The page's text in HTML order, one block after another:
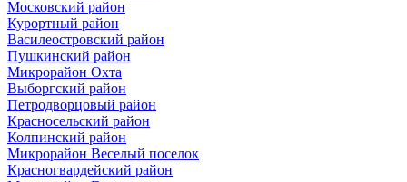
Московский район
Курортный район
Василеостровский район
Пушкинский район
Микрорайон Охта
Выборгский район
Петродворцовый район
Красносельский район
Колпинский район
Микрорайон Веселый поселок
Красногвардейский район